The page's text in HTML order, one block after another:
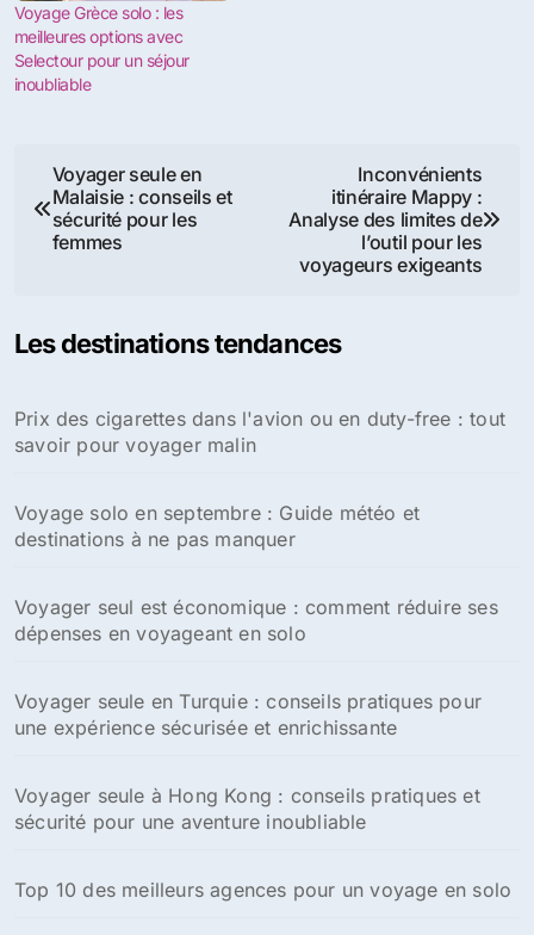
Voyage Grèce solo : les
meilleures options avec
Selectour pour un séjour
inoubliable
Navigation
de
Voyager seule en
Malaisie : conseils et
sécurité pour les
femmes
Inconvénients
itinéraire Mappy :
Analyse des limites de
l’outil pour les
voyageurs exigeants
Les destinations tendances
Prix des cigarettes dans l'avion ou en duty-free : tout
savoir pour voyager malin
Voyage solo en septembre : Guide météo et
destinations à ne pas manquer
Voyager seul est économique : comment réduire ses
dépenses en voyageant en solo
Voyager seule en Turquie : conseils pratiques pour
une expérience sécurisée et enrichissante
Voyager seule à Hong Kong : conseils pratiques et
sécurité pour une aventure inoubliable
Top 10 des meilleurs agences pour un voyage en solo